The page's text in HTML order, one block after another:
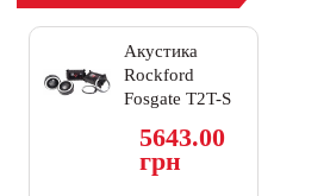
Акустика
Rockford
Fosgate T2T-S
5643.00
грн